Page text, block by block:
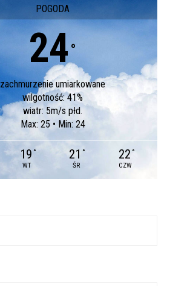
POGODA
24 °
zachmurzenie umiarkowane
wilgotność: 41%
wiatr: 5m/s płd.
Max: 25 • Min: 24
19 °
WT
21 °
ŚR
22 °
CZW